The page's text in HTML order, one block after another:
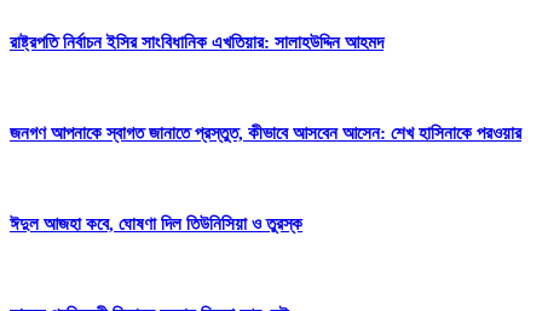
রাষ্ট্রপতি নির্বাচন ইসির সাংবিধানিক এখতিয়ার: সালাহউদ্দিন আহমদ
জনগণ আপনাকে স্বাগত জানাতে প্রস্তুত, কীভাবে আসবেন আসেন: শেখ হাসিনাকে পরওয়ার
ঈদুল আজহা কবে, ঘোষণা দিল তিউনিসিয়া ও তুরস্ক